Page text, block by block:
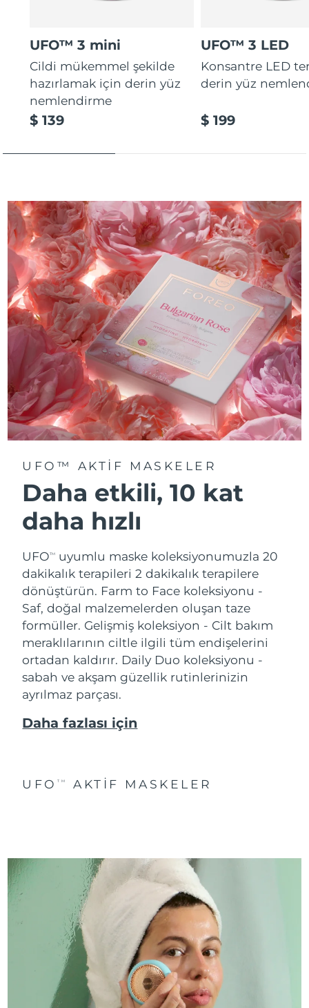
UFO™ 3 mini
Cildi mükemmel şekilde
hazırlamak için derin yüz
nemlendirme
$ 139
UFO™ 3 LED
Konsantre LED
derin yüz
$ 199
UFO™ AKTIF MASKELER
Daha etkili, 10 kat
daha hızlı
UFOTM
uyumlu maske koleksiyonumuzla 20
dakikalık terapileri 2 dakikalık terapilere
dönüştürün. Farm to Face koleksiyonu -
Saf, doğal malzemelerden oluşan taze
formüller. Gelişmiş koleksiyon - Cilt bakım
meraklılarının ciltle ilgili tüm endişelerini
ortadan kaldırır. Daily Duo koleksiyonu -
sabah ve akşam güzellik rutinlerinizin
ayrılmaz parçası.
Daha fazlası için
UFO TM AKTIF MASKELER